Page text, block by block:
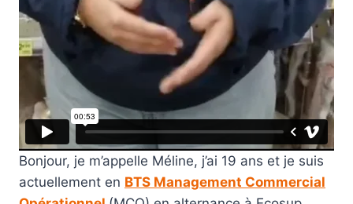
Bonjour, je m’appelle Méline, j’ai 19 ans et je suis
actuellement en BTS Management Commercial